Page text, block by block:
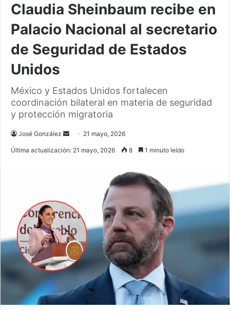
Claudia Sheinbaum recibe en
Palacio Nacional al secretario
de Seguridad de Estados
Unidos
México y Estados Unidos fortalecen
coordinación bilateral en materia de seguridad
y protección migratoria
José González
Send 21 mayo, 2026
Última actualización: 21 mayo, 2026 8 1 minuto leído